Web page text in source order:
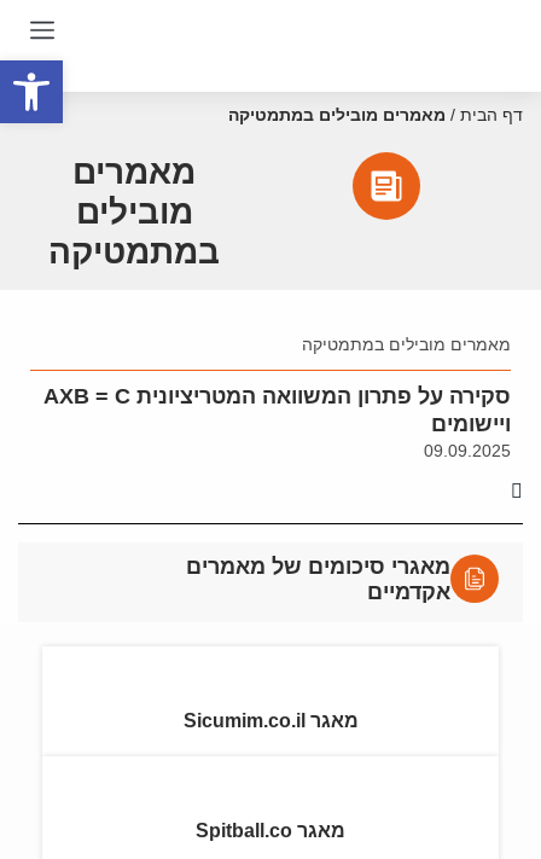
דף הבית / מאמרים מובילים במתמטיקה
מאמרים
מובילים
במתמטיקה
מאמרים מובילים במתמטיקה
סקירה על פתרון המשוואה המטריציונית AXB = C
ויישומים
09.09.2025
מאגרי סיכומים של מאמרים
אקדמיים
מאגר Sicumim.co.il
מאגר Spitball.co
פתח